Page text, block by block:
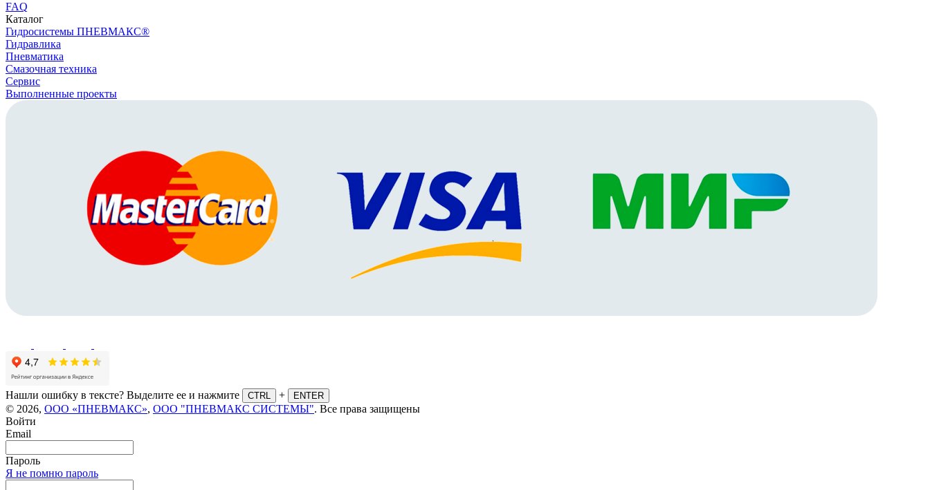
FAQ
Каталог
Гидросистемы ПНЕВМАКС®
Гидравлика
Пневматика
Смазочная техника
Сервис
Выполненные проекты
Нашли ошибку в тексте? Выделите ее и нажмите CTRL + ENTER
© 2026, ООО «ПНЕВМАКС», ООО "ПНЕВМАКС СИСТЕМЫ". Все права защищены
Войти
Email
Пароль
Я не помню пароль